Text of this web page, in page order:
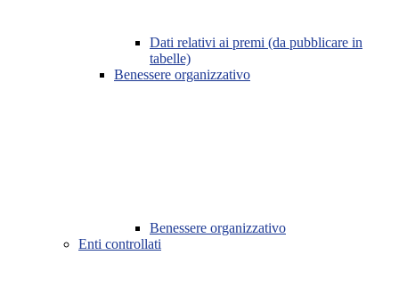
Dati relativi ai premi (da pubblicare in
tabelle)
Benessere organizzativo
Benessere organizzativo
Enti controllati